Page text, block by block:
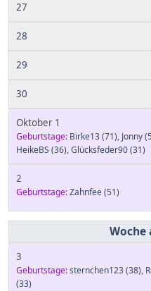
27
28
29
30
Oktober 1
Geburtstage: Birke13(71), Jonny
HeikeBS (36),Glücksfeder90(31)
2
Geburtstage:Zahnfee(51)
3
Geburtstage:sternchen123(38),
(33)